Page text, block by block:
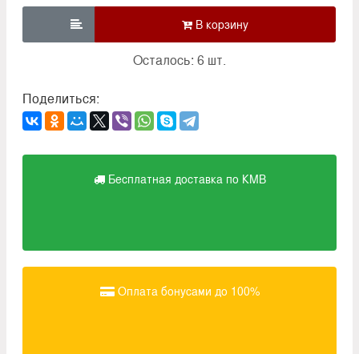

Осталось: 6 шт.
Поделиться:
Бесплатная доставка по КМВ
Оплата бонусами до 100%